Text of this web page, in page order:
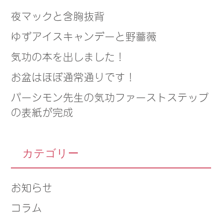
夜マックと含胸抜背
ゆずアイスキャンデーと野薔薇
気功の本を出しました！
お盆はほぼ通常通りです！
パーシモン先生の気功ファーストステップ
の表紙が完成
カテゴリー
お知らせ
コラム